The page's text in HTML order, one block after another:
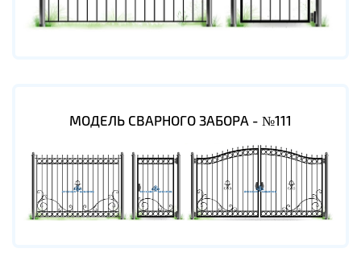
МОДЕЛЬ СВАРНОГО ЗАБОРА - №111